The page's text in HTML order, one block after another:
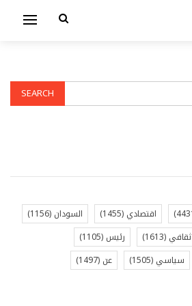
اقتصادي (1455) السودان (1156)
ثقافي (1613) رئيس (1105)
سياسي (1505) عن (1497)